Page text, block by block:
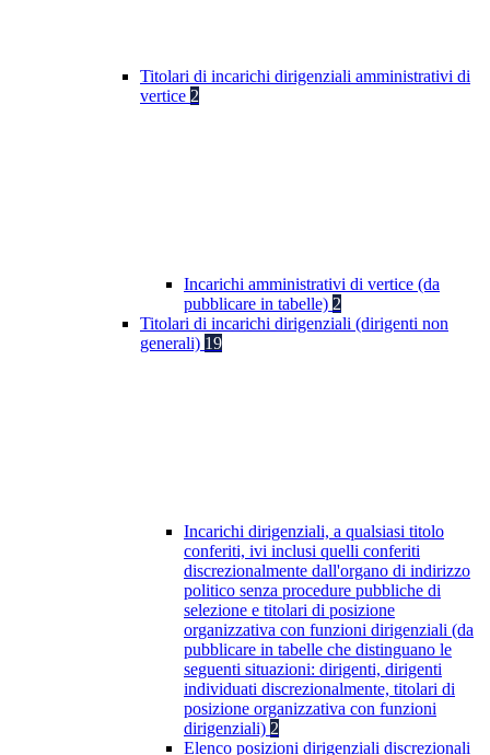
Titolari di incarichi dirigenziali amministrativi di
vertice 2
Incarichi amministrativi di vertice (da
pubblicare in tabelle) 2
Titolari di incarichi dirigenziali (dirigenti non
generali) 19
Incarichi dirigenziali, a qualsiasi titolo
conferiti, ivi inclusi quelli conferiti
discrezionalmente dall'organo di indirizzo
politico senza procedure pubbliche di
selezione e titolari di posizione
organizzativa con funzioni dirigenziali (da
pubblicare in tabelle che distinguano le
seguenti situazioni: dirigenti, dirigenti
individuati discrezionalmente, titolari di
posizione organizzativa con funzioni
dirigenziali) 2
Elenco posizioni dirigenziali discrezionali